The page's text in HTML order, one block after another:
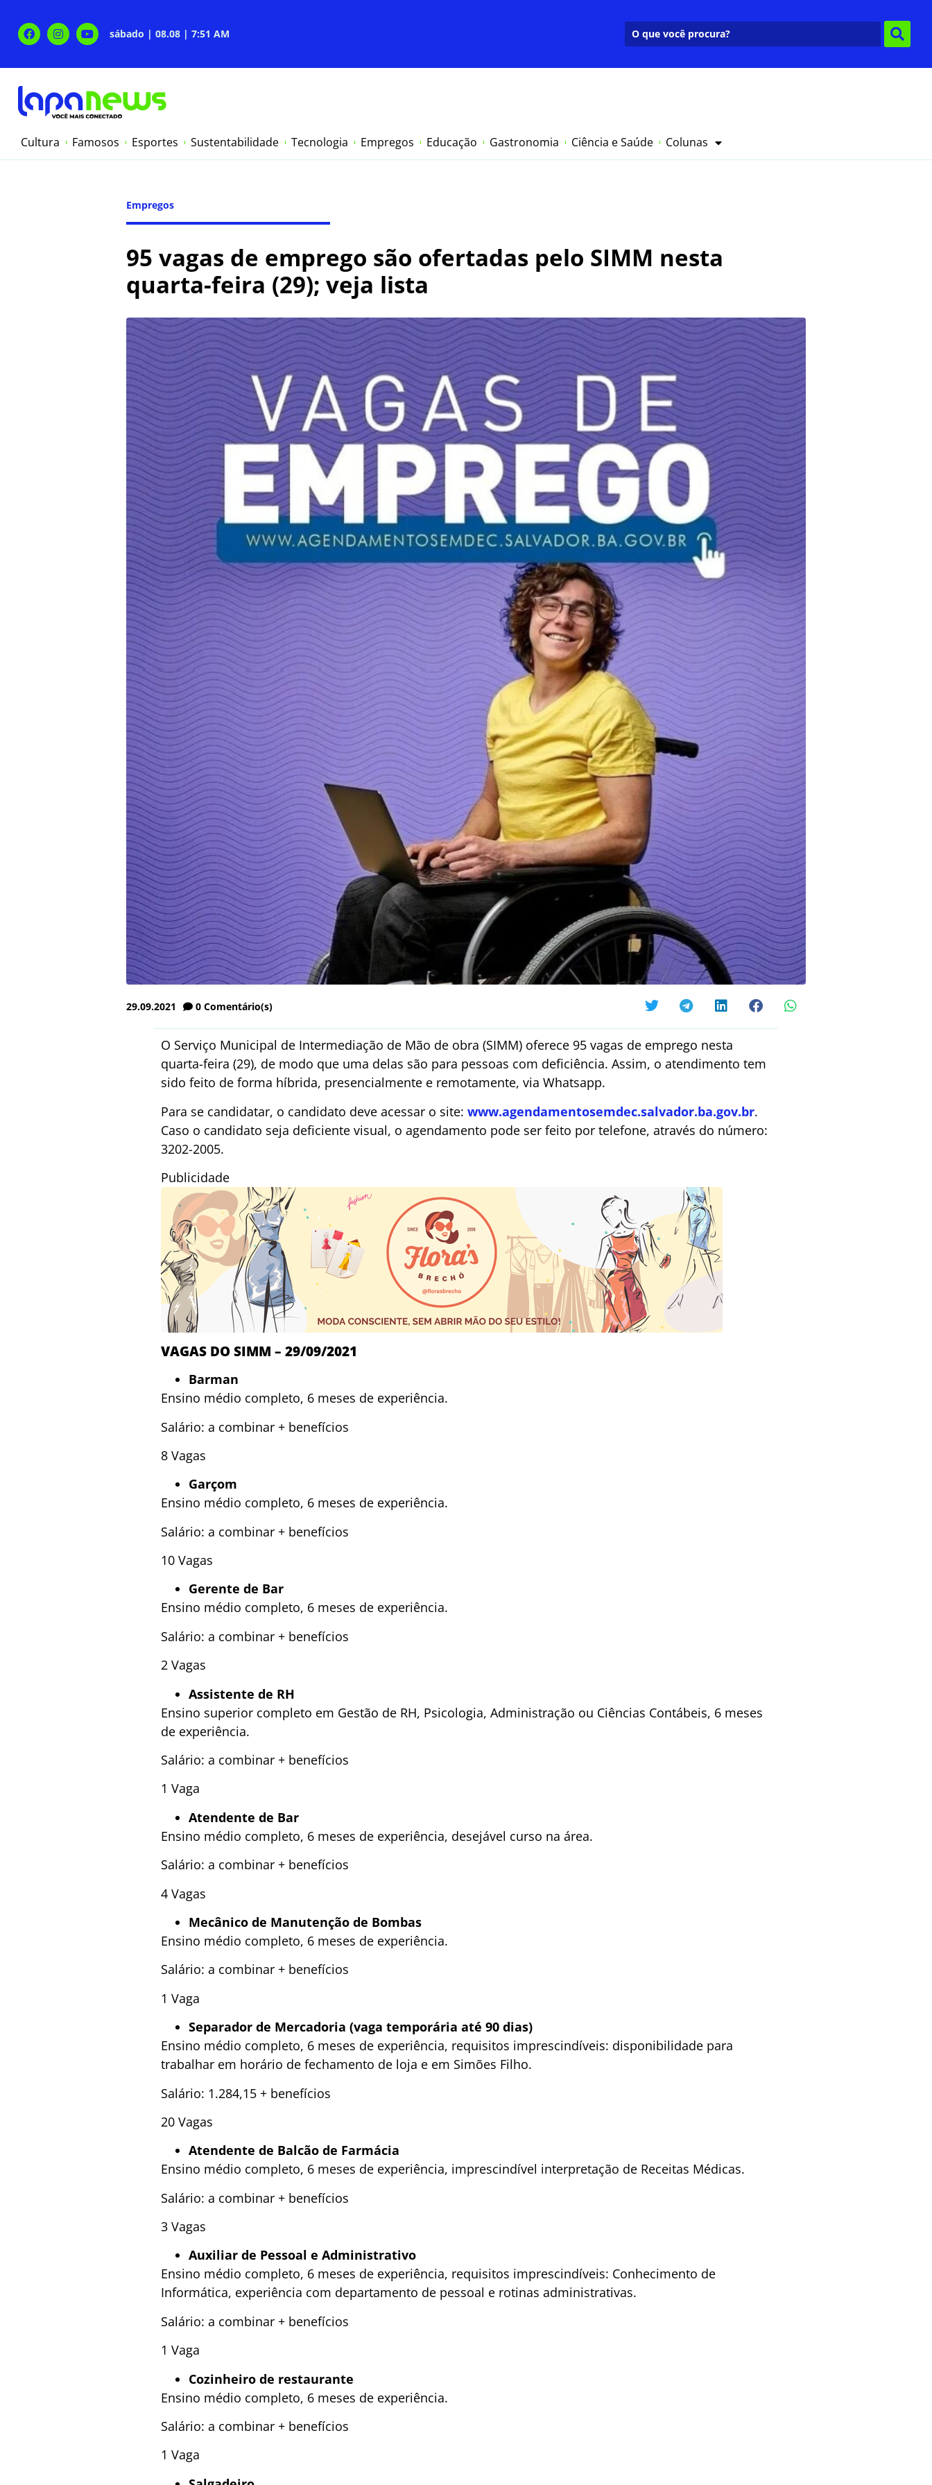
sábado | 08.08 | 7:51 AM
Cultura Famosos Esportes Sustentabilidade Tecnologia Empregos Educação Gastronomia Ciência e Saúde Colunas
Empregos
95 vagas de emprego são ofertadas pelo SIMM nesta
quarta-feira (29); veja lista
29.09.2021 0 Comentário(s)
O Serviço Municipal de Intermediação de Mão de obra (SIMM) oferece 95 vagas de emprego nesta
quarta-feira (29), de modo que uma delas são para pessoas com deficiência. Assim, o atendimento tem
sido feito de forma híbrida, presencialmente e remotamente, via Whatsapp.
Para se candidatar, o candidato deve acessar o site: www.agendamentosemdec.salvador.ba.gov.br.
Caso o candidato seja deficiente visual, o agendamento pode ser feito por telefone, através do número:
3202-2005.
Publicidade
VAGAS DO SIMM – 29/09/2021
Barman
Ensino médio completo, 6 meses de experiência.
Salário: a combinar + benefícios
8 Vagas
Garçom
Ensino médio completo, 6 meses de experiência.
Salário: a combinar + benefícios
10 Vagas
Gerente de Bar
Ensino médio completo, 6 meses de experiência.
Salário: a combinar + benefícios
2 Vagas
Assistente de RH
Ensino superior completo em Gestão de RH, Psicologia, Administração ou Ciências Contábeis, 6 meses
de experiência.
Salário: a combinar + benefícios
1 Vaga
Atendente de Bar
Ensino médio completo, 6 meses de experiência, desejável curso na área.
Salário: a combinar + benefícios
4 Vagas
Mecânico de Manutenção de Bombas
Ensino médio completo, 6 meses de experiência.
Salário: a combinar + benefícios
1 Vaga
Separador de Mercadoria (vaga temporária até 90 dias)
Ensino médio completo, 6 meses de experiência, requisitos imprescindíveis: disponibilidade para
trabalhar em horário de fechamento de loja e em Simões Filho.
Salário: 1.284,15 + benefícios
20 Vagas
Atendente de Balcão de Farmácia
Ensino médio completo, 6 meses de experiência, imprescindível interpretação de Receitas Médicas.
Salário: a combinar + benefícios
3 Vagas
Auxiliar de Pessoal e Administrativo
Ensino médio completo, 6 meses de experiência, requisitos imprescindíveis: Conhecimento de
Informática, experiência com departamento de pessoal e rotinas administrativas.
Salário: a combinar + benefícios
1 Vaga
Cozinheiro de restaurante
Ensino médio completo, 6 meses de experiência.
Salário: a combinar + benefícios
1 Vaga